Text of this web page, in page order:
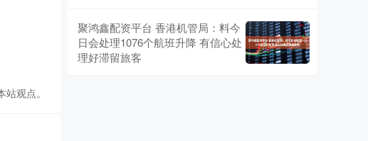
观点。
聚鸿鑫配资平台 香港机管局：料今
日会处理1076个航班升降 有信心处
理好滞留旅客